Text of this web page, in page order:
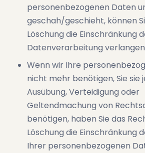
personenbezogenen Daten
geschah/geschieht, können
Löschung die Einschränkung
Datenverarbeitung
Wenn wir Ihre
nicht mehr benötigen, Sie sie
Ausübung, Verteidigung oder
Geltendmachung von
benötigen, haben Sie das
Löschung die Einschränkung
Ihrer personenbezogenen